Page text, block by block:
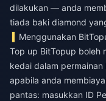
dilakukan — anda
tiada baki diamond
Menggunakan
Top up BitTopup boleh
kedai dalam
apabila anda
pantas: masukkan ID